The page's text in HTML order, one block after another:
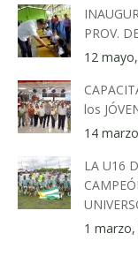
PROV.
12
los
14
LA U16
1 marzo,